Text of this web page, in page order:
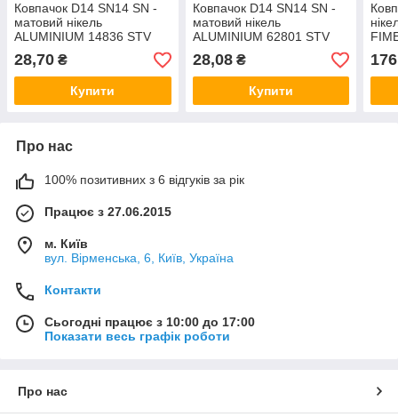
Ковпачок D14 SN14 SN -
матовий нікель
ALUMINIUM 14836 STV
Китай
28,70 ₴
Купити
Ковпачок D14 SN14 SN -
матовий нікель
ALUMINIUM 62801 STV
Китай
28,08₴
Купити
Про нас
100% позитивних з 6 відгуків за рік
Працює з 27.06.2015
м. Київ
вул. Вірменська, 6, Київ, Україна
Контакти
Сьогодні працює з 10:00 до 17:00
Показати весь графік роботи
Про нас